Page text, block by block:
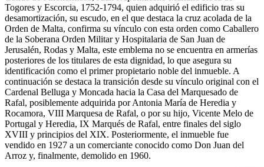
Togores y Escorcia, 1752-1794, quien adquirió el edificio tras su
desamortización, su escudo, en el que destaca la cruz acolada de la
Orden de Malta, confirma su vínculo con esta orden como Caballero
de la Soberana Orden Militar y Hospitalaria de San Juan de
Jerusalén, Rodas y Malta, este emblema no se encuentra en armerías
posteriores de los titulares de esta dignidad, lo que asegura su
identificación como el primer propietario noble del inmueble. A
continuación se destaca la transición desde su vínculo original con el
Cardenal Belluga y Moncada hacia la Casa del Marquesado de
Rafal, posiblemente adquirida por Antonia María de Heredia y
Rocamora, VIII Marquesa de Rafal, o por su hijo, Vicente Melo de
Portugal y Heredia, IX Marqués de Rafal, entre finales del siglo
XVIII y principios del XIX. Posteriormente, el inmueble fue
vendido en 1927 a un comerciante conocido como Don Juan del
Arroz y, finalmente, demolido en 1960.